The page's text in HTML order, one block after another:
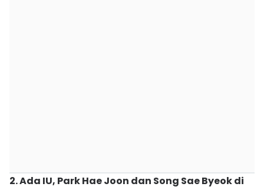
2. Ada IU, Park Hae Joon dan Song Sae Byeok di